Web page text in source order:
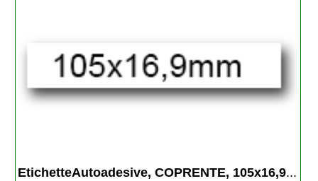
EtichetteAutoadesive, COPRENTE, 105x16,9...